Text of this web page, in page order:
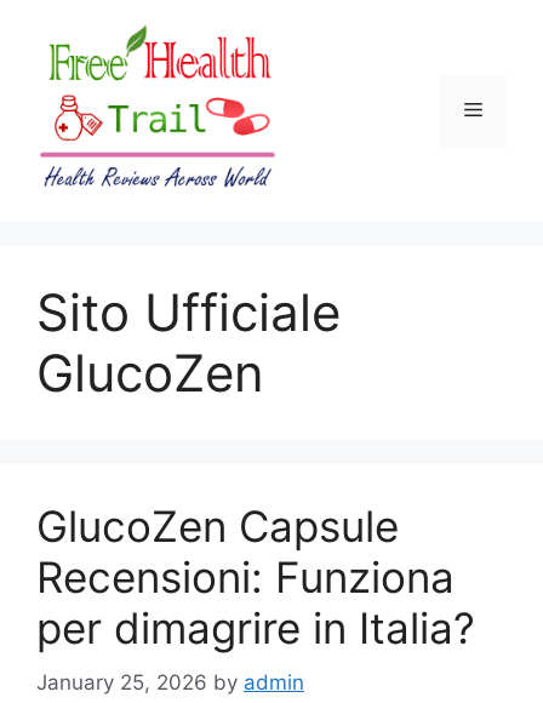
content
Menu
Sito Ufficiale
GlucoZen
GlucoZen Capsule
Recensioni: Funziona
per dimagrire in Italia?
January 25, 2026 by admin